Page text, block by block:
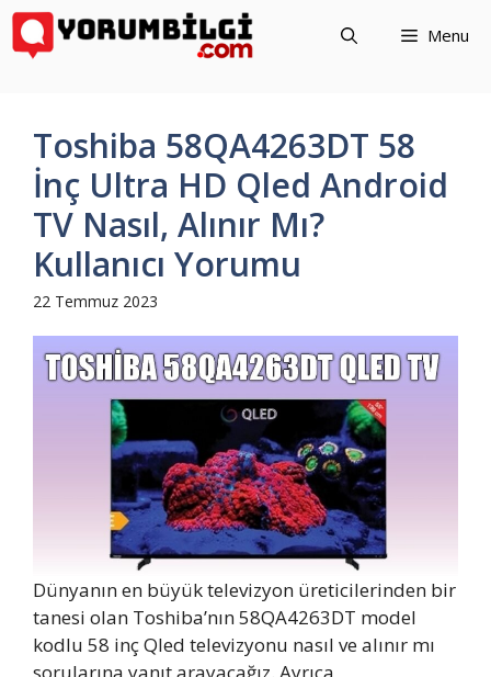
İçeriğe
atla
Menu
Toshiba 58QA4263DT 58
İnç Ultra HD Qled Android
TV Nasıl, Alınır Mı?
Kullanıcı Yorumu
22 Temmuz 2023
Dünyanın en büyük televizyon üreticilerinden bir
tanesi olan Toshiba’nın 58QA4263DT model
kodlu 58 inç Qled televizyonu nasıl ve alınır mı
sorularına yanıt arayacağız. Ayrıca